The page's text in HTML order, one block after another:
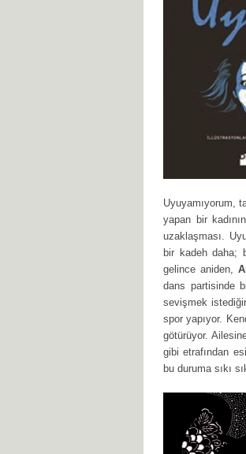
Uyuyamıyorum,
yapan bir
uzaklaşması.
bir kadeh daha;
gelince aniden,
dans partisinde
sevişmek
spor yapıyor.
götürüyor.
gibi etrafından
bu duruma sıkı